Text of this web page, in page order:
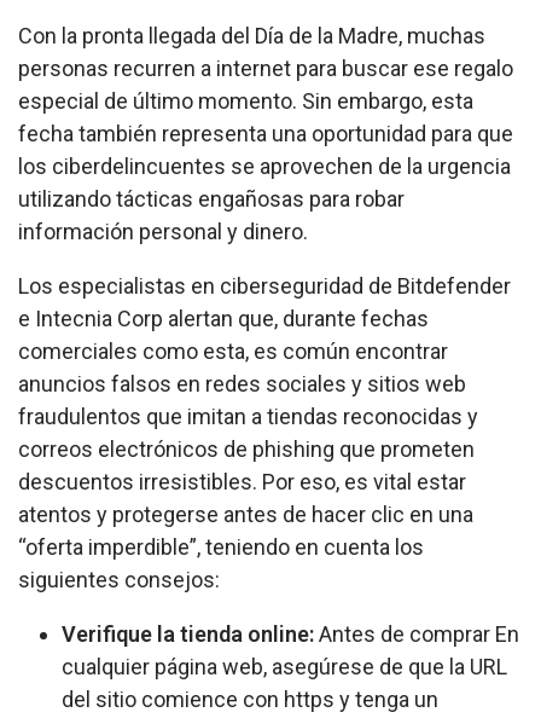
Con la pronta llegada del Día de la Madre, muchas
personas recurren a internet para buscar ese regalo
especial de último momento. Sin embargo, esta
fecha también representa una oportunidad para que
los ciberdelincuentes se aprovechen de la urgencia
utilizando tácticas engañosas para robar
información personal y dinero.
Los especialistas en ciberseguridad de Bitdefender
e Intecnia Corp alertan que, durante fechas
comerciales como esta, es común encontrar
anuncios falsos en redes sociales y sitios web
fraudulentos que imitan a tiendas reconocidas y
correos electrónicos de phishing que prometen
descuentos irresistibles. Por eso, es vital estar
atentos y protegerse antes de hacer clic en una
“oferta imperdible”, teniendo en cuenta los
siguientes consejos:
Verifique la tienda online:Antes de comprar En
cualquier página web, asegúrese de que la URL
del sitio comience con https y tenga un